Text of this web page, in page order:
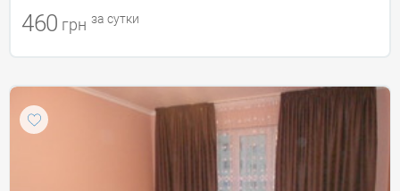
460 грн за сутки